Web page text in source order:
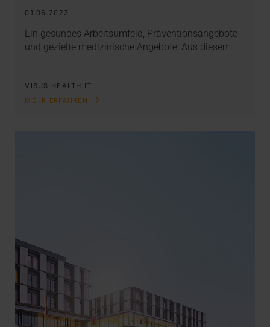
01.06.2023
Ein gesundes Arbeitsumfeld, Präventionsangebote
und gezielte medizinische Angebote: Aus diesem…
VISUS HEALTH IT
MEHR ERFAHREN